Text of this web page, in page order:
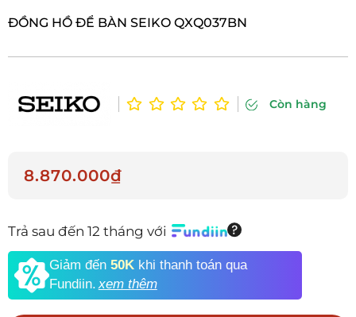
ĐỒNG HỒ ĐỂ BÀN SEIKO QXQ037BN
Còn hàng
8.870.000₫
Trả sau đến 12 tháng với
Giảm đến 50K khi thanh toán qua
Fundiin.xem thêm